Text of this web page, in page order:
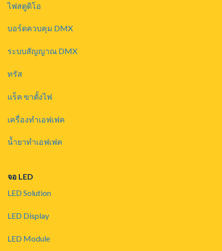
ไฟสตูดิโอ
บอร์ดควบคุม DMX
ระบบสัญญาณ DMX
ทรัส
แร็ค ขาตั้งไฟ
เครื่องทำเอฟเฟค
น้ำยาทำเอฟเฟค
จอ LED
LED Solution
LED Display
LED Module